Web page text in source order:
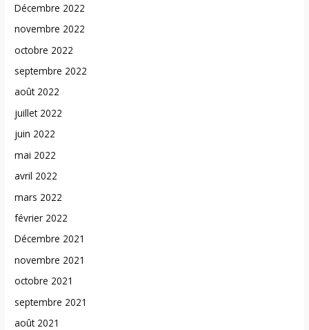
Décembre 2022
novembre 2022
octobre 2022
septembre 2022
août 2022
juillet 2022
juin 2022
mai 2022
avril 2022
mars 2022
février 2022
Décembre 2021
novembre 2021
octobre 2021
septembre 2021
août 2021